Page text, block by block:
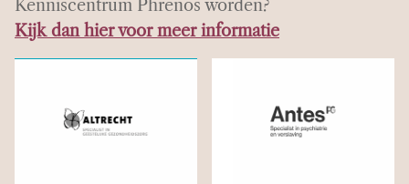
Kenniscentrum Phrenos worden?
Kijk dan hier voor meer informatie